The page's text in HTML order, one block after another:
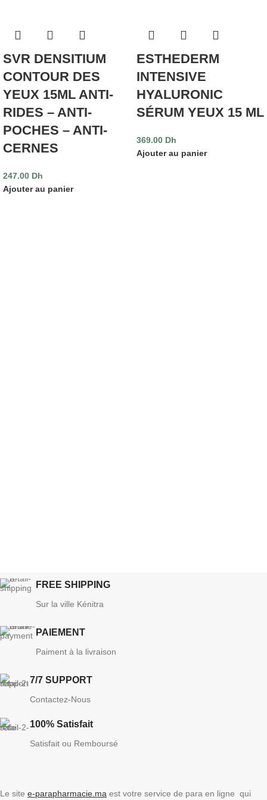
SVR DENSITIUM
CONTOUR DES
YEUX 15ML ANTI-
RIDES – ANTI-
POCHES – ANTI-
CERNES
247.00 Dh
Ajouter au panier
ESTHEDERM
INTENSIVE
HYALURONIC
SÉRUM YEUX 15 ML
369.00 Dh
Ajouter au panier
FREE SHIPPING
Sur la ville Kénitra
PAIEMENT
Paiment à la livraison
7/7 SUPPORT
Contactez-Nous
100% Satisfait
Satisfait ou Remboursé
Le site e-parapharmacie.ma est votre service de para en ligne qui